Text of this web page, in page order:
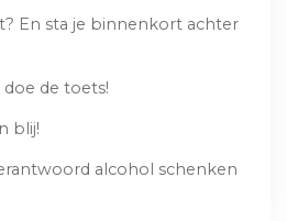
En sta je binnenkort achter
doe de toets!
blij!